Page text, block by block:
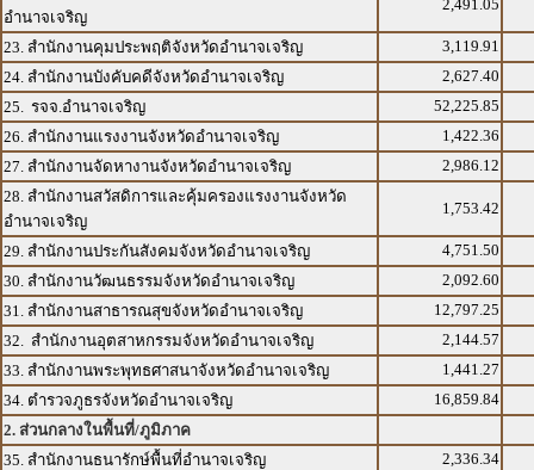
อำนาจเจริญ
2,491.05
23. สำนักงานคุมประพฤติจังหวัดอำนาจเจริญ
3,119.91
24. สำนักงานบังคับคดีจังหวัดอำนาจเจริญ
2,627.40
25. รจจ.อำนาจเจริญ
52,225.85
26. สำนักงานแรงงานจังหวัดอำนาจเจริญ
1,422.36
27. สำนักงานจัดหางานจังหวัดอำนาจเจริญ
2,986.12
28. สำนักงานสวัสดิการและคุ้มครองแรงงานจังหวัด
อำนาจเจริญ
1,753.42
29. สำนักงานประกันสังคมจังหวัดอำนาจเจริญ
4,751.50
30. สำนักงานวัฒนธรรมจังหวัดอำนาจเจริญ
2,092.60
31. สำนักงานสาธารณสุขจังหวัดอำนาจเจริญ
12,797.25
32. สำนักงานอุตสาหกรรมจังหวัดอำนาจเจริญ
2,144.57
33. สำนักงานพระพุทธศาสนาจังหวัดอำนาจเจริญ
1,441.27
34. ตำรวจภูธรจังหวัดอำนาจเจริญ
16,859.84
2. ส่วนกลางในพื้นที่/ภูมิภาค
35. สำนักงานธนารักษ์พื้นที่อำนาจเจริญ
2,336.34